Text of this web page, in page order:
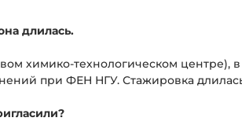
длилась.
химико-технологическом центре),
при ФЕН НГУ. Стажировка